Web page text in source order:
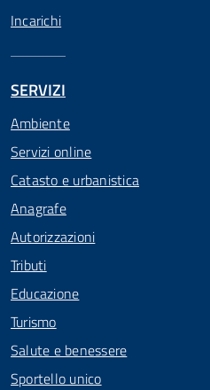
Incarichi
SERVIZI
Ambiente
Servizi online
Catasto e urbanistica
Anagrafe
Autorizzazioni
Tributi
Educazione
Turismo
Salute e benessere
Sportello unico